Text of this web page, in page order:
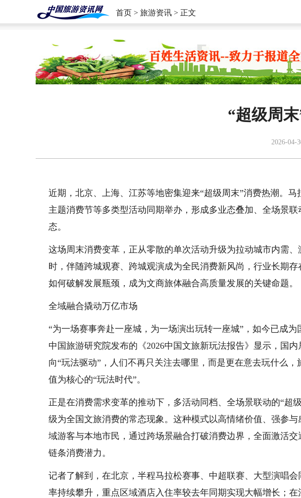
首页 > 旅游资讯 > 正文
“超级周
2026-04-
近期，北京、上海、江苏等地密集迎来“超级周末”消费热潮。马
主题消费节等多类型活动同期举办，形成多业态叠加、全场景
态。
这场周末消费变革，正从零散的单次活动升级为拉动城市内需
时，伴随跨城观赛、跨城观演成为全民消费新风尚，行业长期
如何破解发展瓶颈，成为文商旅体融合高质量发展的关键命题。
全域融合撬动万亿市场
“为一场赛事奔赴一座城，为一场演出玩转一座城”，如今已成
中国旅游研究院发布的《2026中国文旅新玩法报告》显示，国
向“玩法驱动”，人们不再只关注去哪里，而是更在意去玩什么
值为核心的“玩法时代”。
正是在消费需求变革的推动下，多活动同档、全场景联动的“超
级为全国文旅消费的常态现象。这种模式以高情绪价值、强参
域游客与本地市民，通过跨场景融合打破消费边界，全面激活
链条消费潜力。
记者了解到，在北京，半程马拉松赛事、中超联赛、大型演唱
率持续攀升，重点区域酒店入住率较去年同期实现大幅增长；